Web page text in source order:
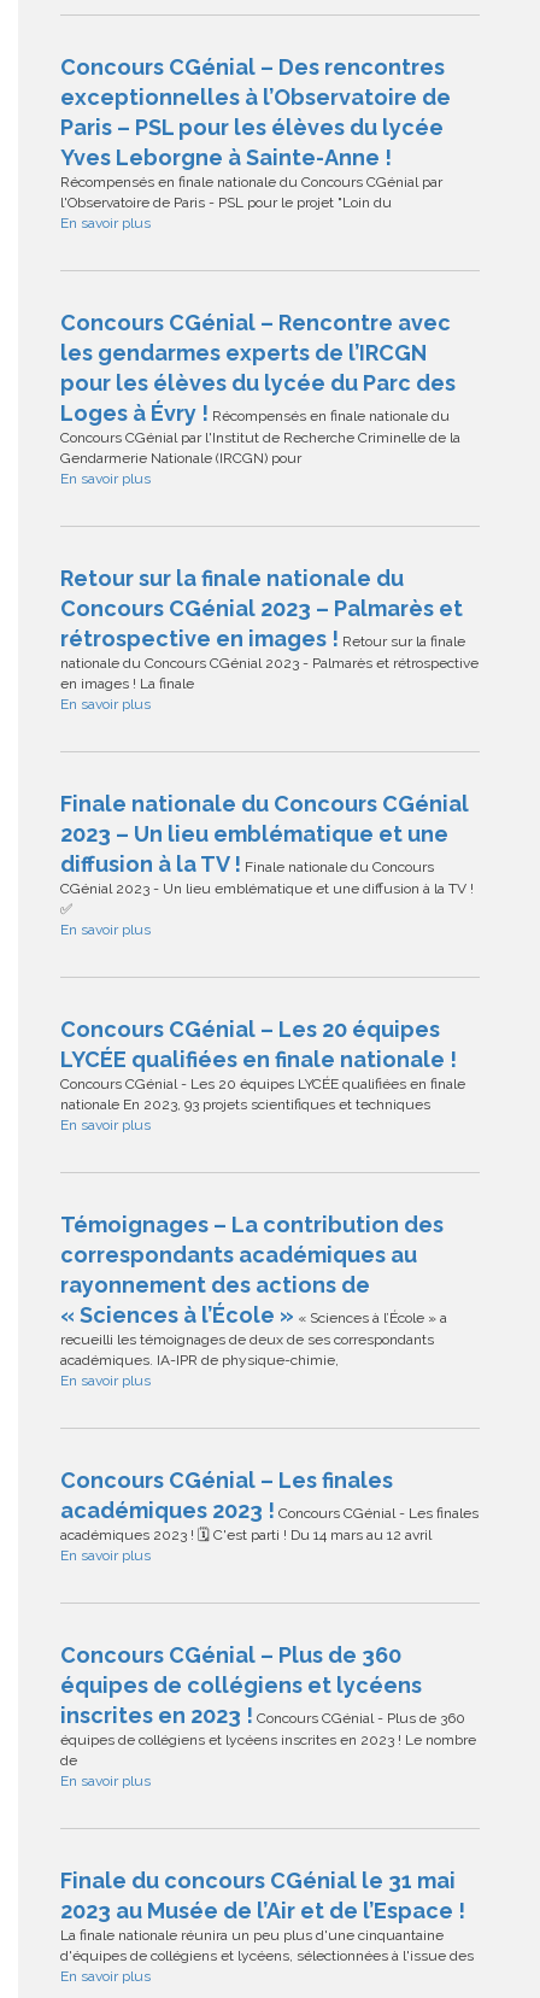
Concours CGénial – Des rencontres
exceptionnelles à l’Observatoire de
Paris – PSL pour les élèves du lycée
Yves Leborgne à Sainte-Anne !
Récompensés en finale nationale du Concours CGénial par
l'Observatoire de Paris - PSL pour le projet "Loin du
En savoir plus
Concours CGénial – Rencontre avec
les gendarmes experts de l’IRCGN
pour les élèves du lycée du Parc des
Loges à Évry ! Récompensés en finale nationale du
Concours CGénial par l'Institut de Recherche Criminelle de la
Gendarmerie Nationale (IRCGN) pour
En savoir plus
Retour sur la finale nationale du
Concours CGénial 2023 – Palmarès et
rétrospective en images ! Retour sur la finale
nationale du Concours CGénial 2023 - Palmarès et rétrospective
en images ! La finale
En savoir plus
Finale nationale du Concours CGénial
2023 – Un lieu emblématique et une
diffusion à la TV ! Finale nationale du Concours
CGénial 2023 - Un lieu emblématique et une diffusion à la TV !
✅
En savoir plus
Concours CGénial – Les 20 équipes
LYCÉE qualifiées en finale nationale !
Concours CGénial - Les 20 équipes LYCÉE qualifiées en finale
nationale En 2023, 93 projets scientifiques et techniques
En savoir plus
Témoignages – La contribution des
correspondants académiques au
rayonnement des actions de
« Sciences à l’École » « Sciences à l’École » a
recueilli les témoignages de deux de ses correspondants
académiques. IA-IPR de physique-chimie,
En savoir plus
Concours CGénial – Les finales
académiques 2023 ! Concours CGénial - Les finales
académiques 2023 ! 🗓 C'est parti ! Du 14 mars au 12 avril
En savoir plus
Concours CGénial – Plus de 360
équipes de collégiens et lycéens
inscrites en 2023 ! Concours CGénial - Plus de 360
équipes de collégiens et lycéens inscrites en 2023 ! Le nombre
de
En savoir plus
Finale du concours CGénial le 31 mai
2023 au Musée de l’Air et de l’Espace !
La finale nationale réunira un peu plus d'une cinquantaine
d'équipes de collégiens et lycéens, sélectionnées à l'issue des
En savoir plus